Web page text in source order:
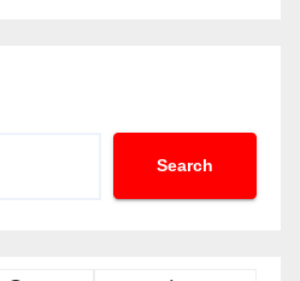
Search